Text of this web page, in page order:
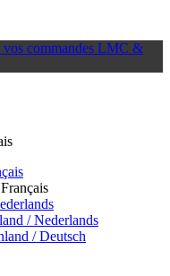
vos commandes LMC &
/ Nederlands
/ Deutsch